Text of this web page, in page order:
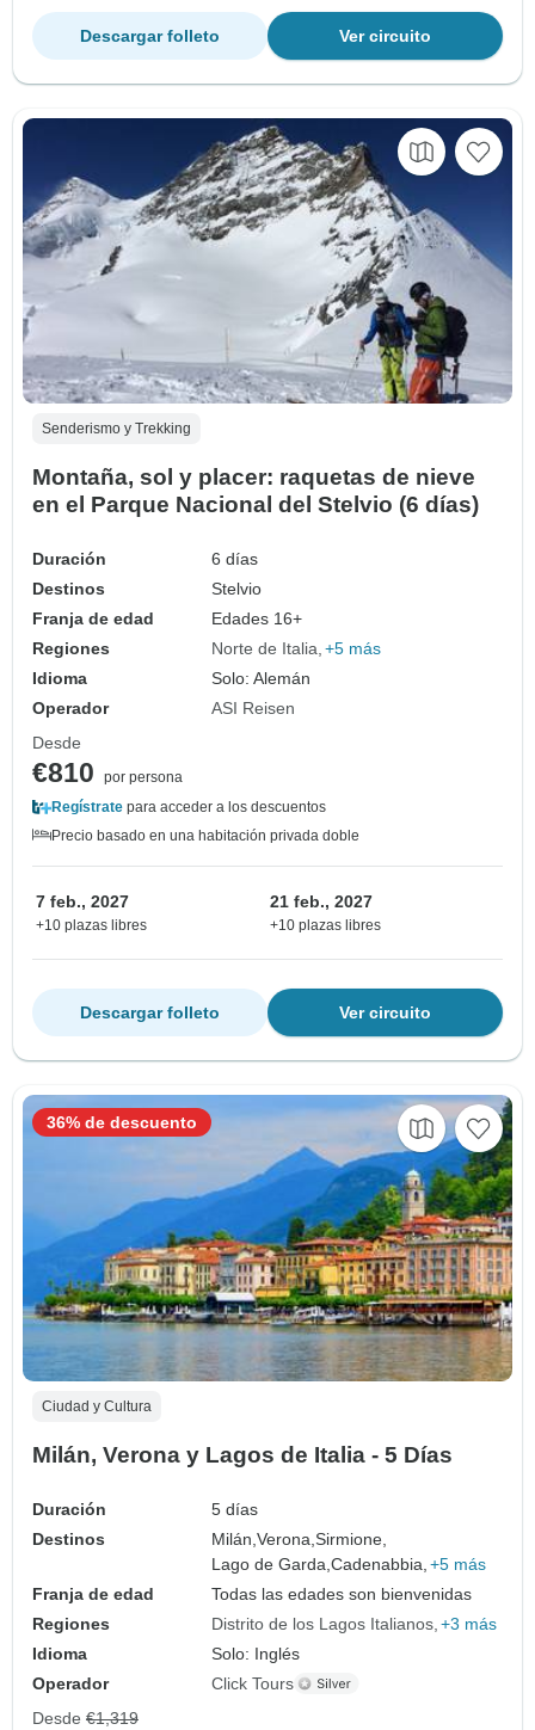
Ver circuito
Descargar folleto
Senderismo y Trekking
Montaña, sol y placer: raquetas de nieve
en el Parque Nacional del Stelvio (6 días)
Duración
6 días
Destinos
Stelvio
Franja de edad
Edades 16+
Regiones
Norte de Italia +5 más
Idioma
Solo: Alemán
Operador
ASI Reisen
Desde
€810
por persona
Regístrate para acceder a los descuentos
Precio basado en una habitación privada doble
7 feb., 2027
+10 plazas libres
21 feb., 2027
+10 plazas libres
Ver circuito
Descargar folleto
Ciudad y Cultura
Milán, Verona y Lagos de Italia - 5 Días
Duración
5 días
Destinos
Milán,Verona,Sirmione,
Lago de Garda,Cadenabbia, +5 más
Franja de edad
Todas las edades son bienvenidas
Regiones
Distrito de los Lagos Italianos +3 más
Idioma
Solo: Inglés
Operador
Click Tours
36% de descuento
Desde €1,319